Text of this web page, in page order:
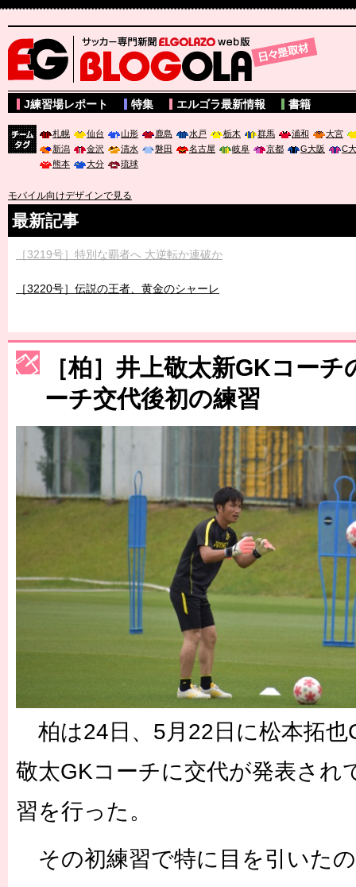
サッカー専門新聞ELGOLAZO web版 BLOGOLA
J練習場レポート 特集 エルゴラ最新情報 書籍
札幌 仙台 山形 鹿島 水戸 栃木 群馬 浦和
大宮
新潟
金沢 清水 磐田 名古屋 岐阜 京都 G大阪
C
熊本
大分 琉球
モバイル向けデザインで見る
最新記事
［3219号］特別な覇者へ 大逆転か連破か
［3220号］伝説の王者、黄金のシャーレ
［3230号］世界一への夢は終わらない
［3223号］一丸。日本出陣
［3222号］史上最大のW杯開幕 注目は「個」
長谷川 アーリアジャスールさんがシンポジウム「気候変動から命
［柏］井上敬太新GKコー
ーチ交代後初の練習
柏は24日、5月22日に松本拓也
敬太GKコーチに交代が発表され
習を行った。
その初練習で特に目を引いた